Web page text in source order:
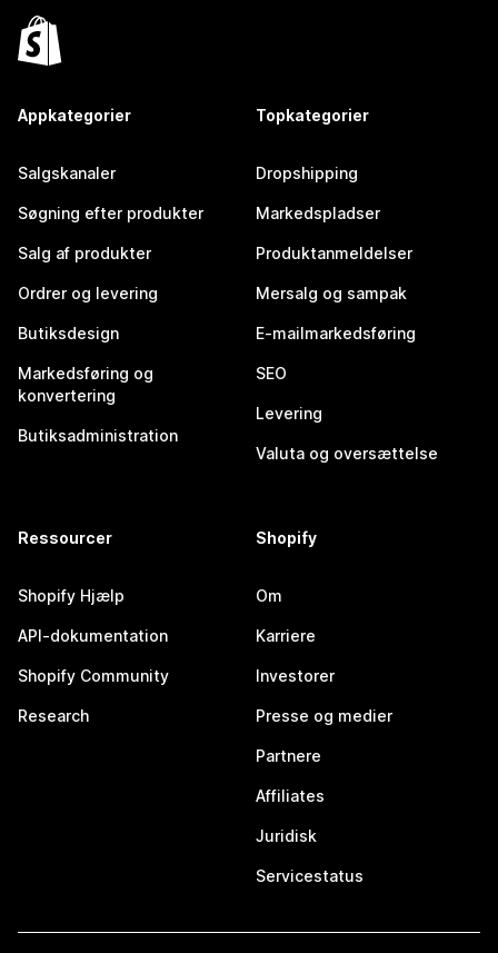
Appkategorier
Salgskanaler
Søgning efter produkter
Salg af produkter
Ordrer og levering
Butiksdesign
Markedsføring og
konvertering
Butiksadministration
Topkategorier
Dropshipping
Markedspladser
Produktanmeldelser
Mersalg og sampak
E-mailmarkedsføring
SEO
Levering
Valuta og oversættelse
Ressourcer
Shopify Hjælp
API-dokumentation
Shopify Community
Research
Shopify
Om
Karriere
Investorer
Presse og medier
Partnere
Affiliates
Juridisk
Servicestatus